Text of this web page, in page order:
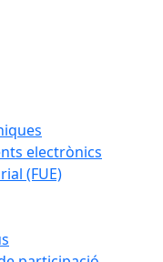
electrònics
(FUE)